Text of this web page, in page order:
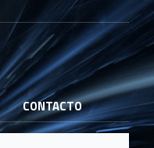
CONTACTO